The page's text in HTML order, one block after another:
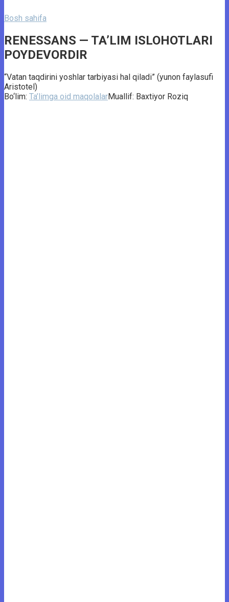
Bosh sahifa
RENESSANS — TA’LIM ISLOHOTLARI
POYDEVORDIR
“Vatan taqdirini yoshlar tarbiyasi hal qiladi” (yunon faylasufi
Aristotel)
Bo‘lim: Ta’limga oid maqolalarMuallif: Baxtiyor Roziq